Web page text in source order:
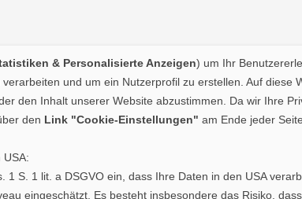
& Personalisierte Anzeigen) um Ihr
und um ein Nutzerprofil zu erstellen. Auf diese
den Inhalt unserer Website abzustimmen. Da wir Ihre
den Link "Cookie-Einstellungen" am Ende jeder
S. 1 lit. a DSGVO ein, dass Ihre Daten in den USA
eingeschätzt. Es besteht insbesondere das Risiko,